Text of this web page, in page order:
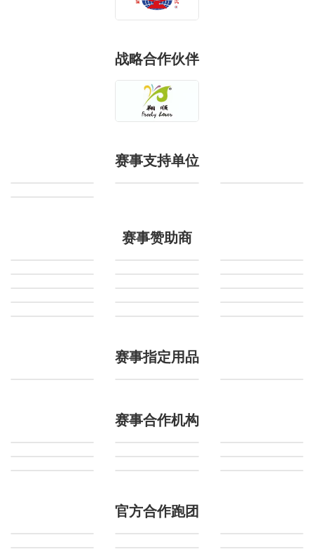
战略合作伙伴
赛事支持单位
赛事赞助商
赛事指定用品
赛事合作机构
官方合作跑团